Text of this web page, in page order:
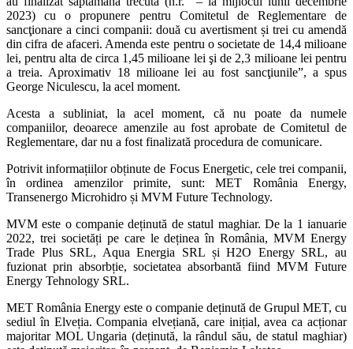
2023) cu o propunere pentru Comitetul de Reglementare de
sancţionare a cinci companii: două cu avertisment și trei cu amendă
din cifra de afaceri. Amenda este pentru o societate de 14,4 milioane
lei, pentru alta de circa 1,45 milioane lei şi de 2,3 milioane lei pentru
a treia. Aproximativ 18 milioane lei au fost sancţiunile”, a spus
George Niculescu, la acel moment.
Acesta a subliniat, la acel moment, că nu poate da numele
companiilor, deoarece amenzile au fost aprobate de Comitetul de
Reglementare, dar nu a fost finalizată procedura de comunicare.
Potrivit informațiilor obținute de Focus Energetic, cele trei companii,
în ordinea amenzilor primite, sunt: MET România Energy,
Transenergo Microhidro și MVM Future Technology.
MVM este o companie deținută de statul maghiar. De la 1 ianuarie
2022, trei societăți pe care le deținea în România, MVM Energy
Trade Plus SRL, Aqua Energia SRL și H2O Energy SRL, au
fuzionat prin absorbție, societatea absorbantă fiind MVM Future
Energy Tehnology SRL.
MET România Energy este o companie deținută de Grupul MET, cu
sediul în Elveția. Compania elvețiană, care inițial, avea ca acționar
majoritar MOL Ungaria (deținută, la rândul său, de statul maghiar)